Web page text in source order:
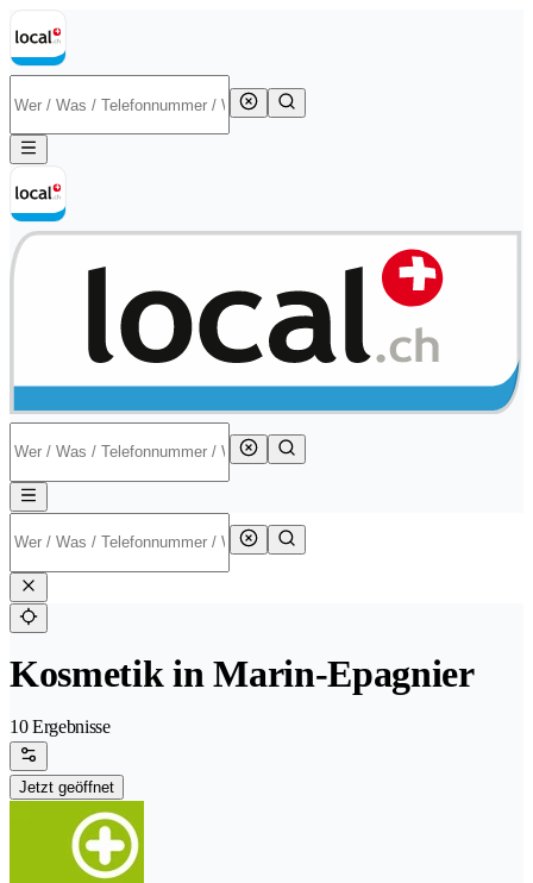
Kosmetik in Marin-Epagnier
10 Ergebnisse
Jetzt geöffnet